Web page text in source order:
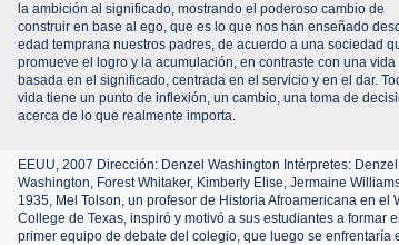
la ambición al significado, mostrando el poderoso cambio de
construir en base al ego, que es lo que nos han enseñado
edad temprana nuestros padres, de acuerdo a una sociedad
promueve el logro y la acumulación, en contraste con una vida
basada en el significado, centrada en el servicio y en el dar.
vida tiene un punto de inflexión, un cambio, una toma de
acerca de lo que realmente importa.
EEUU, 2007 Dirección: Denzel Washington Intérpretes: Denzel
Washington, Forest Whitaker, Kimberly Elise, Jermaine
1935, Mel Tolson, un profesor de Historia Afroamericana en el
College de Texas, inspiró y motivó a sus estudiantes a formar el
primer equipo de debate del colegio, que luego se enfrentaría